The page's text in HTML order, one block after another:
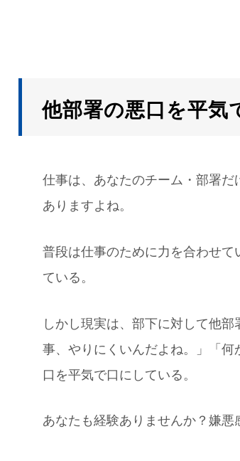
他部署の悪口を平気
仕事は、あなたのチーム・部署
ありますよね。
普段は仕事のために力を合わせ
ている。
しかし現実は、部下に対して他
事、やりにくいんだよね。」「
口を平気で口にしている。
あなたも経験ありませんか？嫌